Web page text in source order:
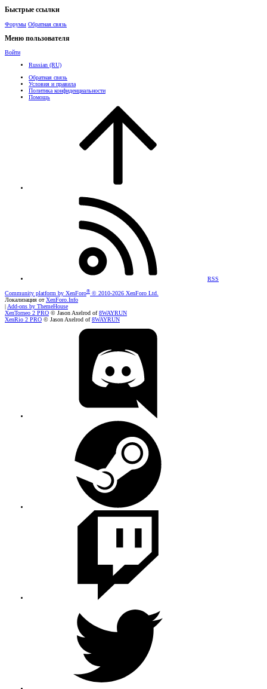
Быстрые ссылки
Форумы Обратная связь
Меню пользователя
Войти
Russian (RU)
Обратная связь
Условия и правила
Политика конфиденциальности
Помощь
RSS
Community platform by XenForo® © 2010-2026 XenForo Ltd.
Локализация отXenForo.Info
| Add-ons by ThemeHouse
XenTorneo 2 PRO © Jason Axelrod of8WAYRUN
XenRio 2 PRO © Jason Axelrod of8WAYRUN